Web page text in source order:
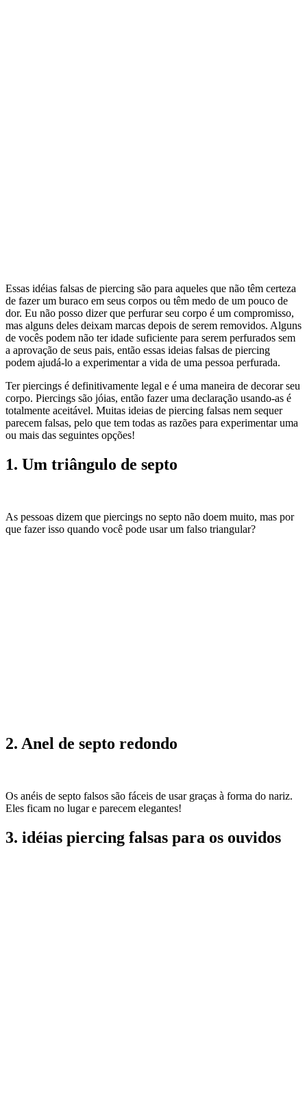
Essas idéias falsas de piercing são para aqueles que não têm certeza
de fazer um buraco em seus corpos ou têm medo de um pouco de
dor. Eu não posso dizer que perfurar seu corpo é um compromisso,
mas alguns deles deixam marcas depois de serem removidos. Alguns
de vocês podem não ter idade suficiente para serem perfurados sem
a aprovação de seus pais, então essas ideias falsas de piercing
podem ajudá-lo a experimentar a vida de uma pessoa perfurada.
Ter piercings é definitivamente legal e é uma maneira de decorar seu
corpo. Piercings são jóias, então fazer uma declaração usando-as é
totalmente aceitável. Muitas ideias de piercing falsas nem sequer
parecem falsas, pelo que tem todas as razões para experimentar uma
ou mais das seguintes opções!
1. Um triângulo de septo
As pessoas dizem que piercings no septo não doem muito, mas por
que fazer isso quando você pode usar um falso triangular?
2. Anel de septo redondo
Os anéis de septo falsos são fáceis de usar graças à forma do nariz.
Eles ficam no lugar e parecem elegantes!
3. idéias piercing falsas para os ouvidos